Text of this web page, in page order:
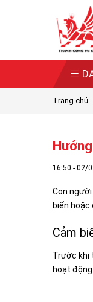
Trang chủ
16:50 - 02/
Con
biến
Cảm
Trước khi
hoạt